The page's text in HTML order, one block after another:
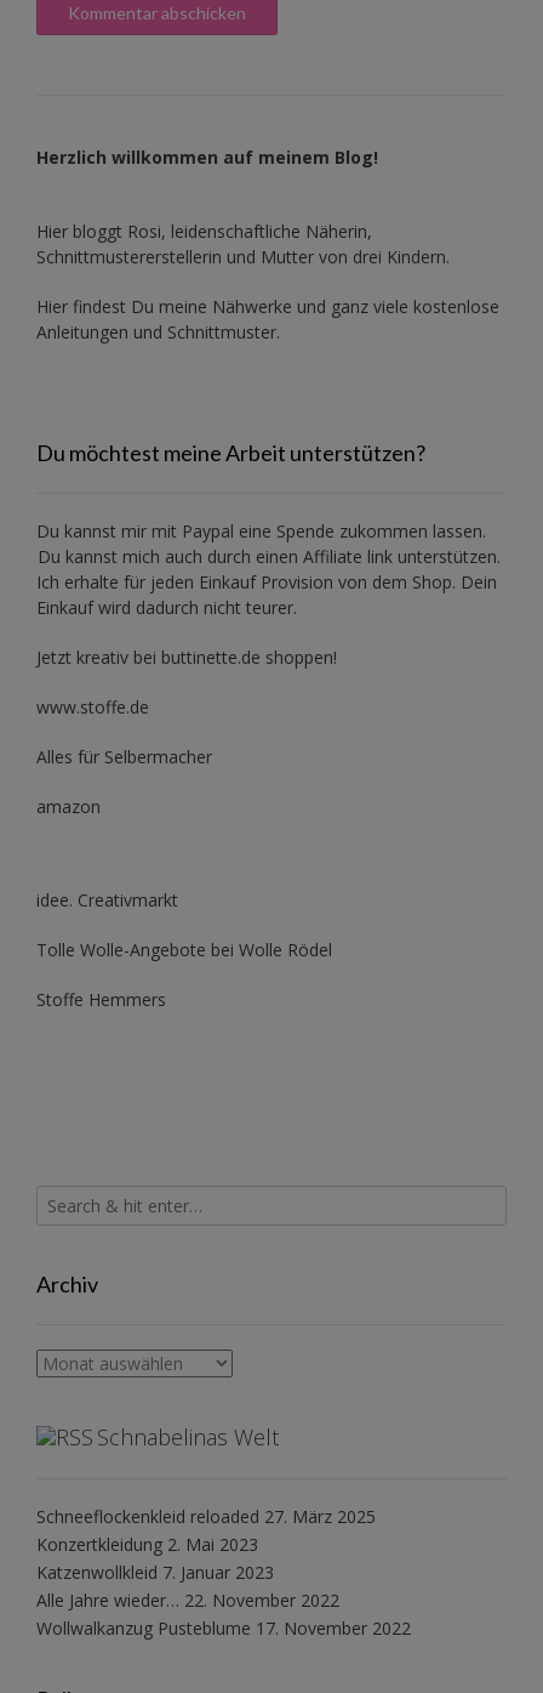
Herzlich willkommen auf meinem Blog!
Hier bloggt Rosi, leidenschaftliche Näherin,
Schnittmustererstellerin und Mutter von drei Kindern.
Hier findest Du meine Nähwerke und ganz viele kostenlose
Anleitungen und Schnittmuster.
Du möchtest meine Arbeit unterstützen?
Du kannst mir mit Paypal eine Spende zukommen lassen.
Du kannst mich auch durch einen Affiliate link unterstützen.
Ich erhalte für jeden Einkauf Provision von dem Shop. Dein
Einkauf wird dadurch nicht teurer.
Jetzt kreativ bei buttinette.de shoppen!
www.stoffe.de
Alles für Selbermacher
amazon
idee. Creativmarkt
Tolle Wolle-Angebote bei Wolle Rödel
Stoffe Hemmers
Archiv
Archiv
Schnabelinas Welt
Schneeflockenkleid reloaded 27. März 2025
Konzertkleidung 2. Mai 2023
Katzenwollkleid 7. Januar 2023
Alle Jahre wieder… 22. November 2022
Wollwalkanzug Pusteblume 17. November 2022